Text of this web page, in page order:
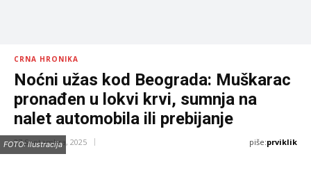
CRNA HRONIKA
Noćni užas kod Beograda: Muškarac
pronađen u lokvi krvi, sumnja na
nalet automobila ili prebijanje
27 Septembra, 2025 piše:prviklik
FOTO: Ilustracija